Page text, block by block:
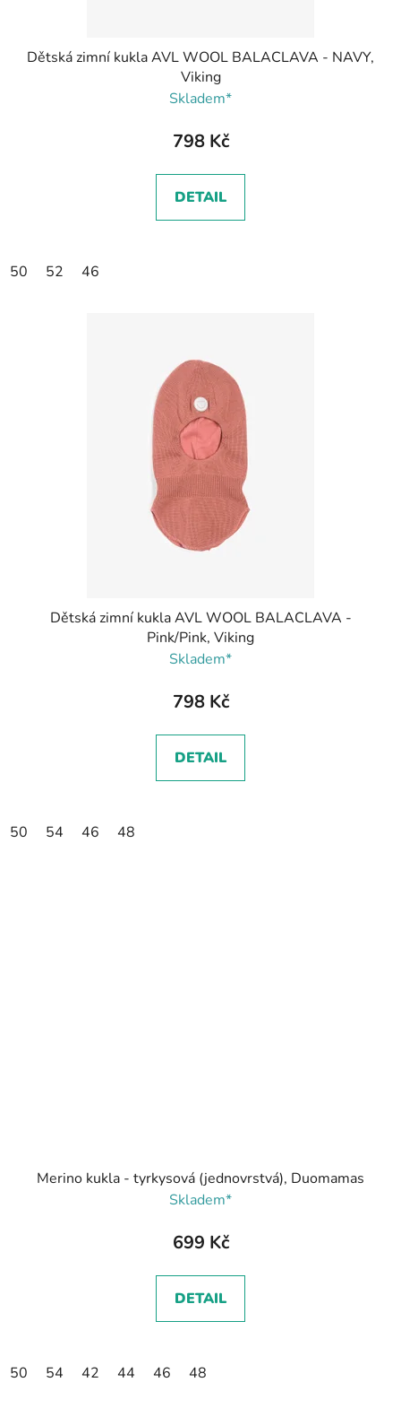
Dětská zimní kukla AVL WOOL BALACLAVA - NAVY,
Viking
Skladem*
798 Kč
DETAIL
50 52 46
Dětská zimní kukla AVL WOOL BALACLAVA -
Pink/Pink, Viking
Skladem*
798 Kč
DETAIL
50 54 46 48
Merino kukla - tyrkysová (jednovrstvá), Duomamas
Skladem*
699 Kč
DETAIL
50 54 42 44 46 48